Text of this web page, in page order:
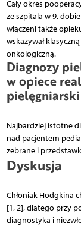
Cały okres
ze szpitala w 9.
włączeni także
wskazywał
onkologiczną.
Diagnozy
w opiece
pielęgniarski
Najbardziej istotne
nad pacjentem
zebrane i
Dyskusja
Chłoniak Hodgkina
[1, 2], dlatego przy
diagnostyka i